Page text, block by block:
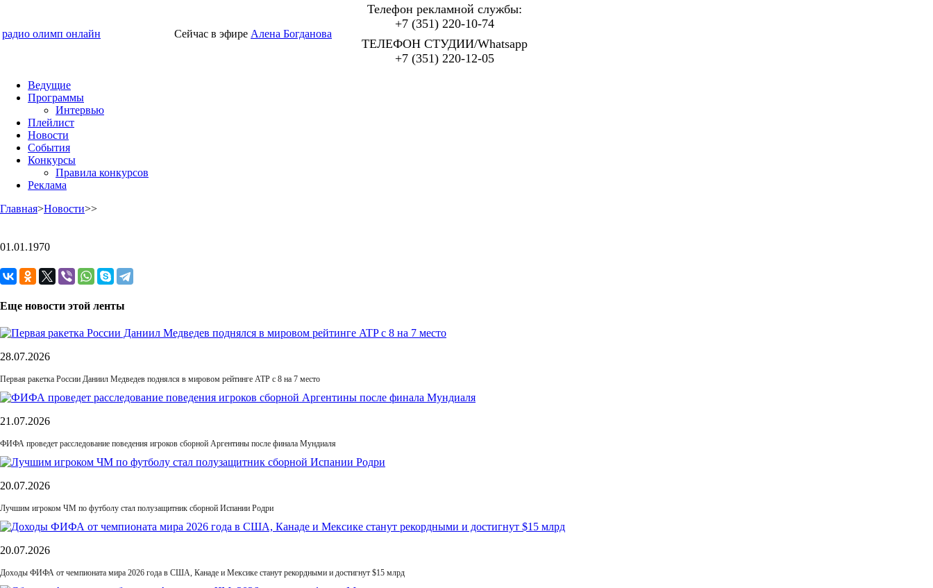
радио олимп онлайн Сейчас в эфире Алена Богданова
Телефон рекламной службы:
+7 (351) 220-10-74
ТЕЛЕФОН СТУДИИ/Whatsapp
+7 (351) 220-12-05
Ведущие
Программы
Интервью
Плейлист
Новости
События
Конкурсы
Правила конкурсов
Реклама
Главная>Новости>>
01.01.1970
Еще новости этой ленты
28.07.2026
Первая ракетка России Даниил Медведев поднялся в мировом рейтинге ATP с 8 на 7 место
21.07.2026
ФИФА проведет расследование поведения игроков сборной Аргентины после финала Мундиаля
20.07.2026
Лучшим игроком ЧМ по футболу стал полузащитник сборной Испании Родри
20.07.2026
Доходы ФИФА от чемпионата мира 2026 года в США, Канаде и Мексике станут рекордными и достигнут $15 млрд